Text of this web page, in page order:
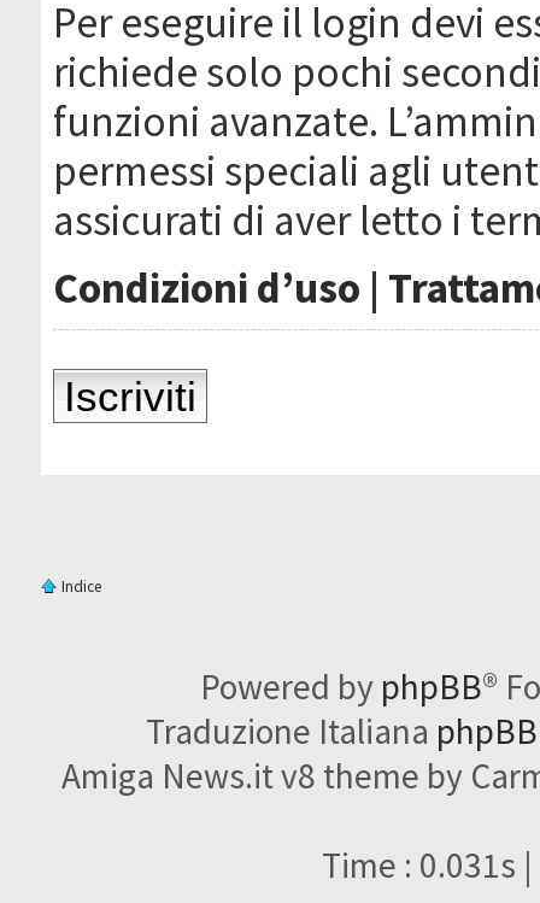
Per eseguire il login devi
richiede solo pochi
funzioni avanzate.
permessi speciali agli
assicurati di aver letto i
Condizioni d’uso |
Iscriviti
Indice
Powered by phpBB®
Traduzione Italiana
Amiga News.it v8 theme by
Time : 0.031s